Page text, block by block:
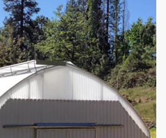
9
نظام الرش
الجزئي
يمكن
لطول وعرض
10 املأ الضوء
من السهل
التعتيم
للحرمان من
11
الشتلات
سرير البذر